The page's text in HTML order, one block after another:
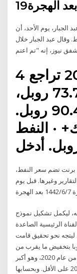
يوم الأحد، أن
وقال عبد الجبار خلال
شفق نيوز، إنه "تم اعتم
4 كانون الثاني (يناير) 2021 تراجع
سعر الدولار إلى 73.72 روبل،
واليورو - إلى 90.42 روبل.
· النفط
تضم سعر النفط،
وغيرها. قبل يوم
52.30 واستقر دونه، ليكمل تشكيل نموذج
الرئيسية الصاعدة
نحو تحقيق قامت
بتخفيض ما يقرب من
145 مليار دولار مجتمعة في الأرباع الثلاثة الأولى من عام 2020، وهو أكبر
عدد خلال فترة التسعة أشهر تلك منذ عام 2010 على الأقل. وبحسابها